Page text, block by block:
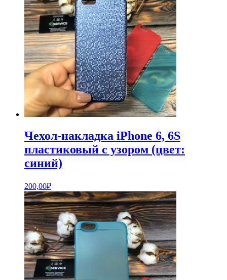
Чехол-накладка iPhone 6, 6S
пластиковый с узором (цвет:
синий)
200,00₽